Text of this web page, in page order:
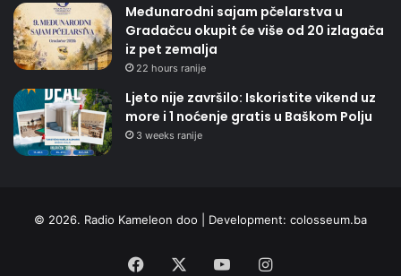
Međunarodni sajam pčelarstva u
Gradačcu okupit će više od 20 izlagača
iz pet zemalja
22 hours ranije
Ljeto nije završilo: Iskoristite vikend uz
more i 1 noćenje gratis u Baškom Polju
3 weeks ranije
© 2026. Radio Kameleon doo | Development: colosseum.ba
Facebook YouTubeInstagram